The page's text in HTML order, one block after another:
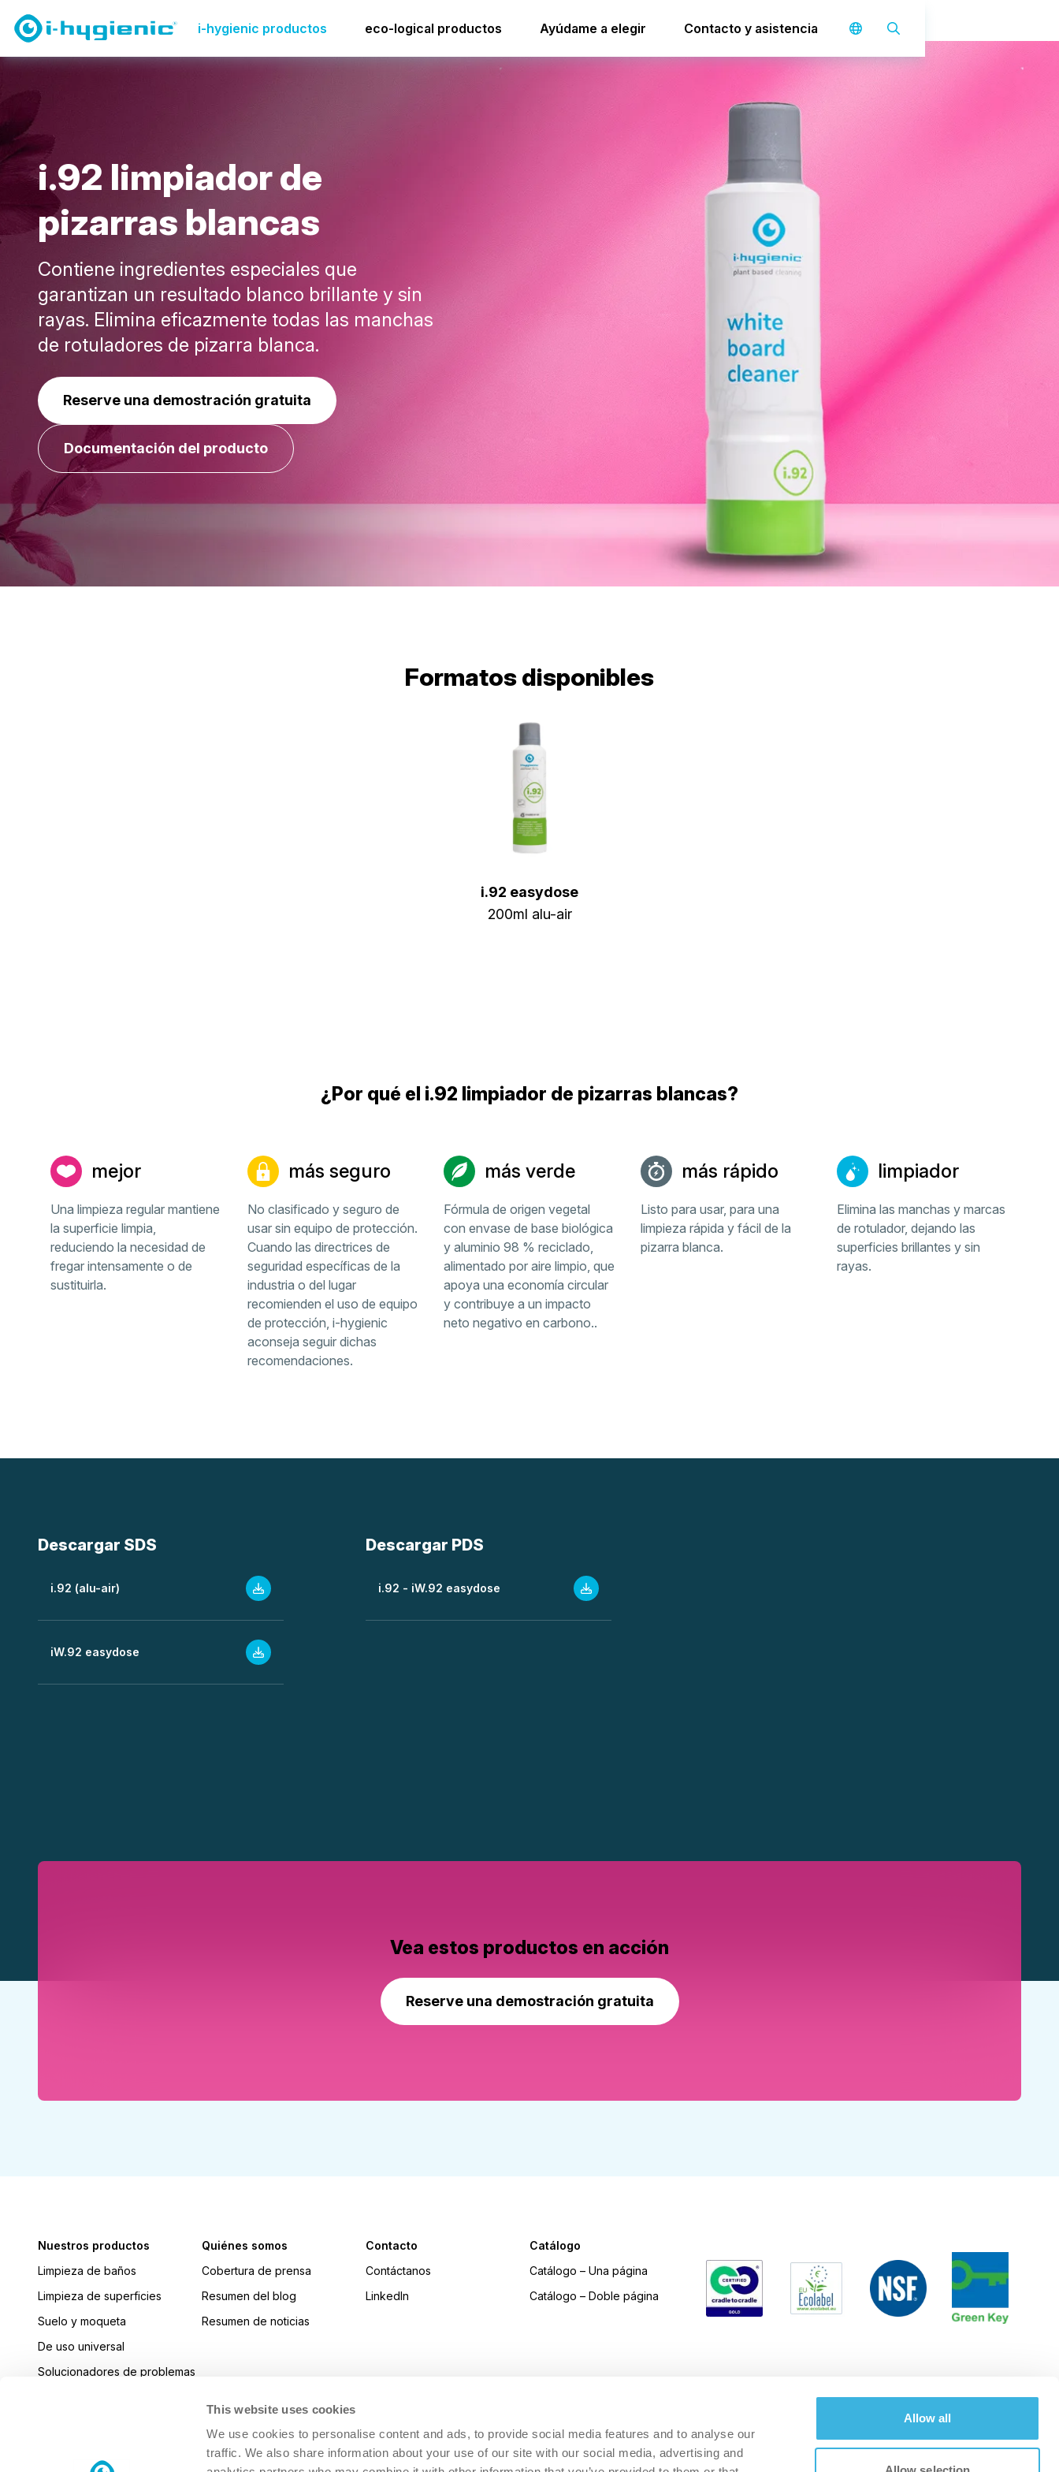
This website uses cookies
We use cookies to personalise content and ads, to provide social media features and to analyse our
traffic. We also share information about your use of our site with our social media, advertising and
Allow all
i-hygienic productos eco-logical productos Ayúdame a elegir Contacto y asistencia
Página de productos Solucionadores de problemas i.92 limpiador de pizarras blancas
i.92 limpiadorde
pizarras blancas
Contiene ingredientes especiales que
garantizan un resultado blanco brillante y sin
rayas. Elimina eficazmente todas las manchas
de rotuladores de pizarra blanca.
Reserve una demostración gratuita
Documentación del producto
Formatos disponibles
i.92 easydose
200ml alu-air
¿Por qué el i.92 limpiador de pizarras blancas?
mejor
Una limpieza regular mantiene
la superficie limpia,
reduciendo la necesidad de
fregar intensamente o de
sustituirla.
más seguro
No clasificado y seguro de
usar sin equipo de protección.
Cuando las directrices de
seguridad específicas de la
industria o del lugar
recomienden el uso de equipo
de protección, i-hygienic
aconseja seguir dichas
recomendaciones.
más verde
Fórmula de origen vegetal
con envase de base biológica
y aluminio 98 % reciclado,
alimentado por aire limpio, que
apoya una economía circular
y contribuye a un impacto
neto negativo en carbono..
más rápido
Listo para usar, para una
limpieza rápida y fácil de la
pizarra blanca.
limpiador
Elimina las manchas y marcas
de rotulador, dejando las
superficies brillantes y sin
rayas.
Descargar SDS
i.92 (alu-air)
iW.92 easydose
Descargar PDS
i.92 - iW.92 easydose
Vea estos productos en acción
Reserve una demostración gratuita
Nuestros productos
Limpieza de baños
Limpieza de superficies
Suelo y moqueta
De uso universal
Solucionadores de problemas
Quiénes somos
Cobertura de prensa
Resumen del blog
Resumen de noticias
Contacto
Contáctanos
LinkedIn
Catálogo
Catálogo – Una página
Catálogo – Doble página